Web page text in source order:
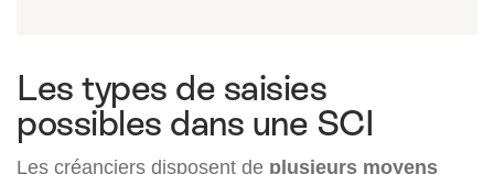
Les types de saisies
possibles dans une SCI
Les créanciers disposent de plusieurs moyens